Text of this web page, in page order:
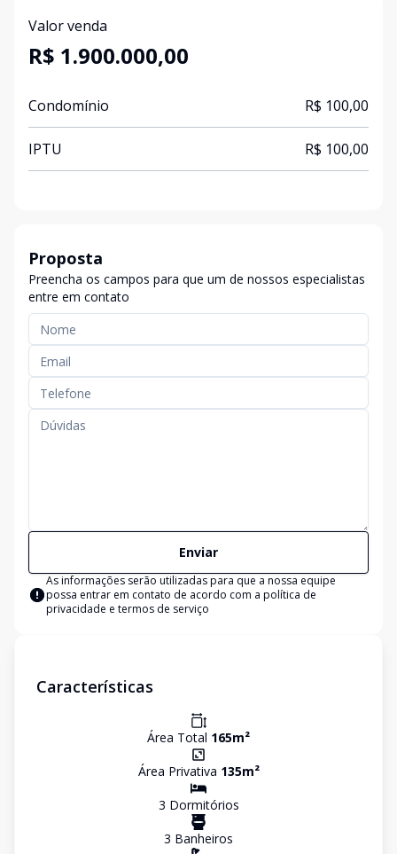
Valor venda
R$ 1.900.000,00
Condomínio R$ 100,00
IPTU R$ 100,00
Proposta
Preencha os campos para que um de nossos especialistas
entre em contato
Enviar
As informações serão utilizadas para que a nossa equipe
possa entrar em contato de acordo com a política de
privacidade e termos de serviço
Características
Área Total 165m²
Área Privativa 135m²
3 Dormitórios
3 Banheiros